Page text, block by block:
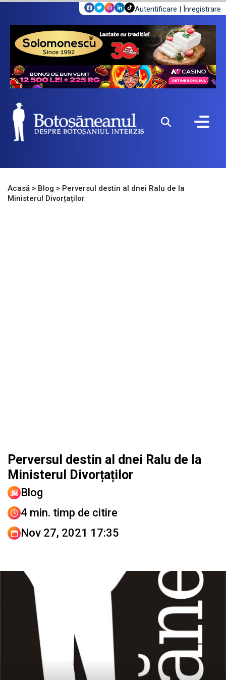
Autentificare | Înregistrare
Acasă > Blog > Perversul destin al dnei Ralu de la
Ministerul Divorțaților
Perversul destin al dnei Ralu de la
Ministerul Divorțaților
Blog
4 min. timp de citire
Nov 27, 2021 17:35